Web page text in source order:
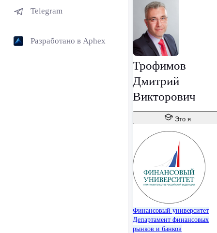
Telegram
Разработано в Aphex
Трофимов
Дмитрий
Викторович
Это я
Финансовый университет
Департамент финансовых
рынков и банков